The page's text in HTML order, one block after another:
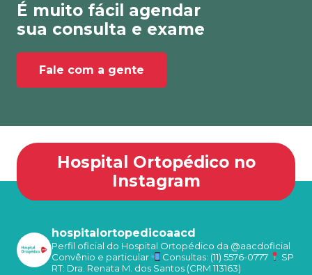
É muito fácil agendar
sua consulta e exame
Fale com a gente
Hospital Ortopédico no
Instagram
hospitalortopedicoaacd
Perfil oficial do Hospital Ortopédico da @aacdoficial
Convênio e particular
Consultas: (11) 5576-0777
SP
RT: Dra. Renata M. dos Santos (CRM 113163)